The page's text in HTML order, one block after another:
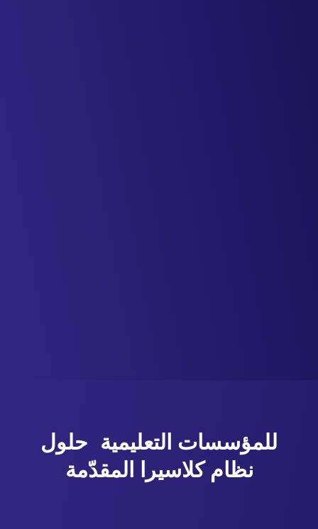
للمؤسسات التعليمية
حلول
نظام كلاسيرا المقدّمة